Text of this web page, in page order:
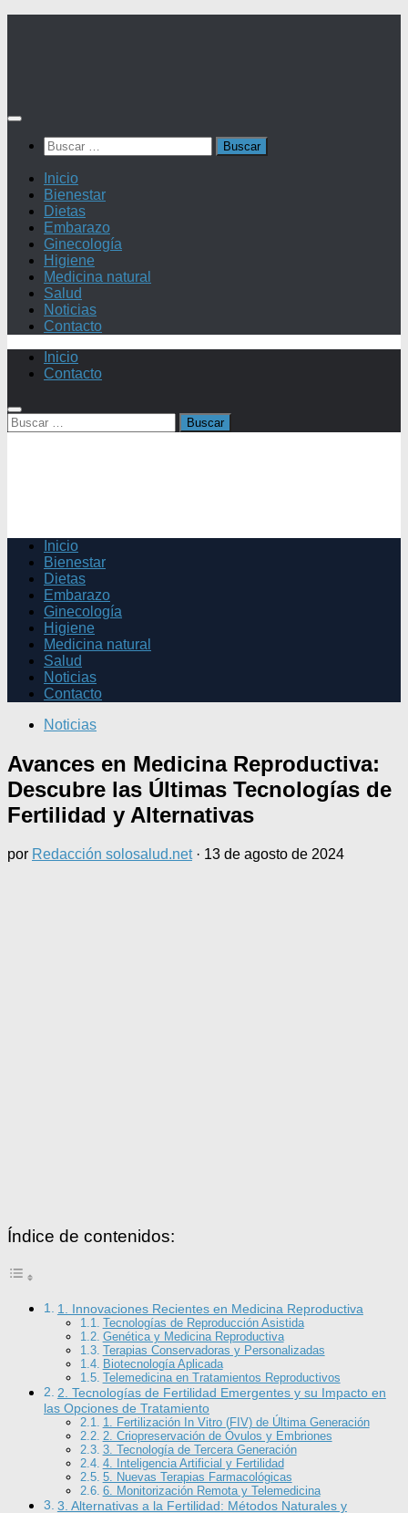
Buscar:
Inicio
Bienestar
Dietas
Embarazo
Ginecología
Higiene
Medicina natural
Salud
Noticias
Contacto
Inicio
Contacto
Buscar:
Inicio
Bienestar
Dietas
Embarazo
Ginecología
Higiene
Medicina natural
Salud
Noticias
Contacto
Noticias
Avances en Medicina Reproductiva:
Descubre las Últimas Tecnologías de
Fertilidad y Alternativas
por Redacción solosalud.net · 13 de agosto de 2024
Índice de contenidos:
1. Innovaciones Recientes en Medicina Reproductiva
Tecnologías de Reproducción Asistida
Genética y Medicina Reproductiva
Terapias Conservadoras y Personalizadas
Biotecnología Aplicada
Telemedicina en Tratamientos Reproductivos
2. Tecnologías de Fertilidad Emergentes y su Impacto en
las Opciones de Tratamiento
1. Fertilización In Vitro (FIV) de Última Generación
2. Criopreservación de Óvulos y Embriones
3. Tecnología de Tercera Generación
4. Inteligencia Artificial y Fertilidad
5. Nuevas Terapias Farmacológicas
6. Monitorización Remota y Telemedicina
3. Alternativas a la Fertilidad: Métodos Naturales y